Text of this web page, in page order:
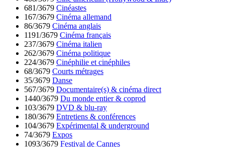
681/3679 Cinéastes
167/3679 Cinéma allemand
86/3679 Cinéma anglais
1191/3679 Cinéma français
237/3679 Cinéma italien
262/3679 Cinéma politique
224/3679 Cinéphilie et cinéphiles
68/3679 Courts métrages
35/3679 Danse
567/3679 Documentaire(s) & cinéma direct
1440/3679 Du monde entier & coprod
103/3679 DVD & blu-ray
180/3679 Entretiens & conférences
104/3679 Expérimental & underground
74/3679 Expos
1093/3679 Festival de Cannes